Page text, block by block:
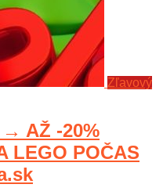
Zľavový
→ AŽ -20%
LEGO POČAS